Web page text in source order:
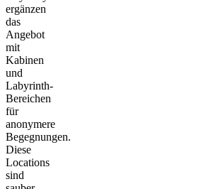
ergänzen
das
Angebot
mit
Kabinen
und
Labyrinth-
Bereichen
für
anonymere
Begegnungen.
Diese
Locations
sind